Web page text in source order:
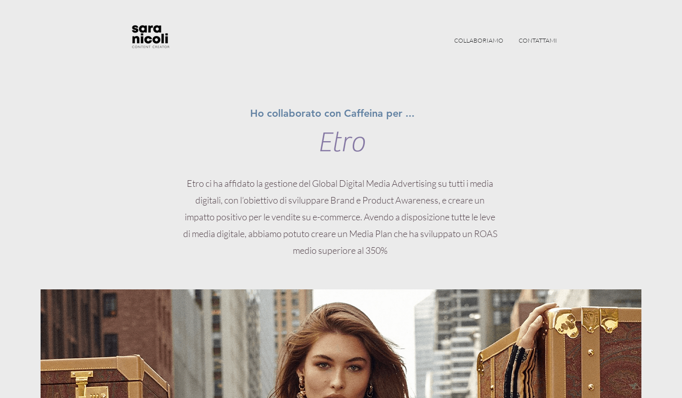
COLLABORIAMO CONTATTAMI
Ho collaborato con Caffeina per ...
Etro
Etro ci ha affidato la gestione del Global Digital Media Advertising su tutti i media
digitali, con l’obiettivo di sviluppare Brand e Product Awareness, e creare un
impatto positivo per le vendite su e-commerce. Avendo a disposizione tutte le leve
di media digitale, abbiamo potuto creare un Media Plan che ha sviluppato un ​ROAS
medio superiore al 350%